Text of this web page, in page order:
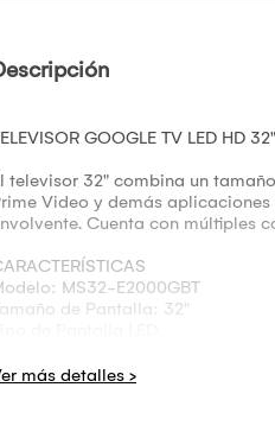
GOOGLE TV LED HD
televisor 32" combina un
Video y demás
Cuenta con múltiples
MS32-E2000GBT
de Pantalla: 32"
de Pantalla: HD